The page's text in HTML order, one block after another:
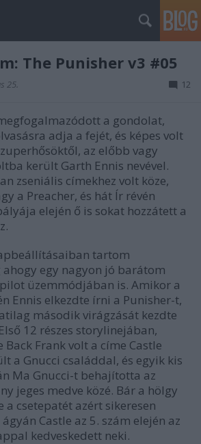
The Punisher v3 #05
25. 12
a gondolat,
adja a fejét, és képes volt
az előbb vagy
került Garth Ennis nevével.
zseniális címekhez volt köze,
a Preacher, és hát Ír révén
elején ő is sokat hozzátett a
tartom
ahogy egy nagyon jó barátom
üzemmódjában is. Amikor a
Ennis elkezdte írni a Punisher-t,
második virágzását kezdte
12 részes storylinejában,
Back Frank volt a címe Castle
a Gnucci családdal, és egyik kis
Ma Gnucci-t behajította az
jeges medve közé. Bár a hölgy
a csetepatét azért sikeresen
Castle az 5. szám elején az
kedveskedett neki.